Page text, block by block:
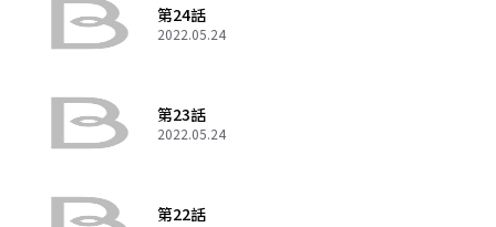
第24話
2022.05.24
第23話
2022.05.24
第22話